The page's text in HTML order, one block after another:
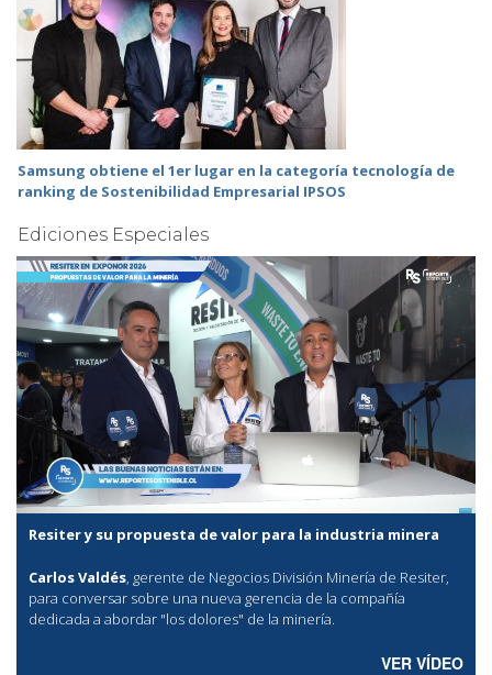
Samsung obtiene el 1er lugar en la categoría tecnología de
ranking de Sostenibilidad Empresarial IPSOS
Ediciones Especiales
Resiter y su propuesta de valor para la industria minera
Carlos Valdés, gerente de Negocios División Minería de Resiter,
para conversar sobre una nueva gerencia de la compañía
dedicada a abordar "los dolores" de la minería.
VER VÍDEO